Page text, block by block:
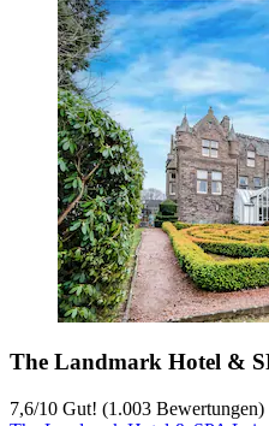
The Landmark Hotel &
7,6/10 Gut! (1.003 Bewertungen)